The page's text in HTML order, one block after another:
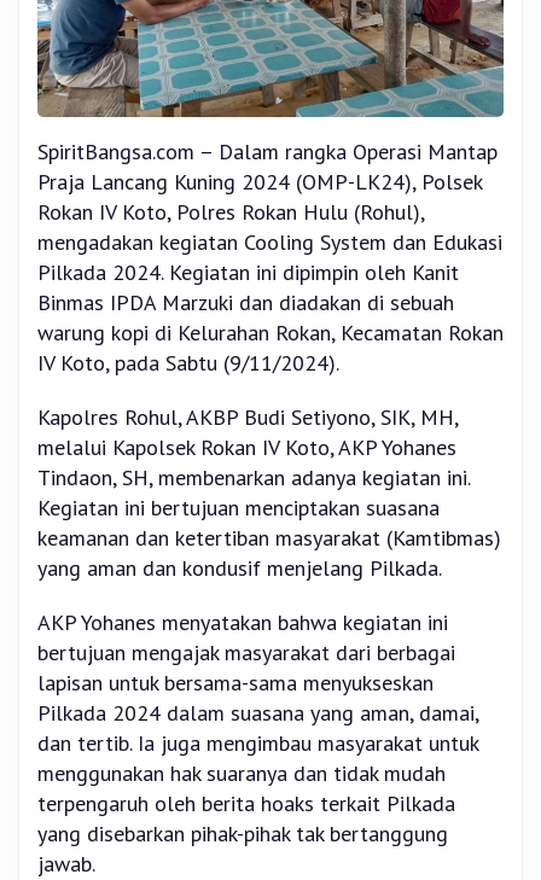
SpiritBangsa.com – Dalam rangka Operasi Mantap
Praja Lancang Kuning 2024 (OMP-LK24), Polsek
Rokan IV Koto, Polres Rokan Hulu (Rohul),
mengadakan kegiatan Cooling System dan Edukasi
Pilkada 2024. Kegiatan ini dipimpin oleh Kanit
Binmas IPDA Marzuki dan diadakan di sebuah
warung kopi di Kelurahan Rokan, Kecamatan Rokan
IV Koto, pada Sabtu (9/11/2024).
Kapolres Rohul, AKBP Budi Setiyono, SIK, MH,
melalui Kapolsek Rokan IV Koto, AKP Yohanes
Tindaon, SH, membenarkan adanya kegiatan ini.
Kegiatan ini bertujuan menciptakan suasana
keamanan dan ketertiban masyarakat (Kamtibmas)
yang aman dan kondusif menjelang Pilkada.
AKP Yohanes menyatakan bahwa kegiatan ini
bertujuan mengajak masyarakat dari berbagai
lapisan untuk bersama-sama menyukseskan
Pilkada 2024 dalam suasana yang aman, damai,
dan tertib. Ia juga mengimbau masyarakat untuk
menggunakan hak suaranya dan tidak mudah
terpengaruh oleh berita hoaks terkait Pilkada
yang disebarkan pihak-pihak tak bertanggung
jawab.